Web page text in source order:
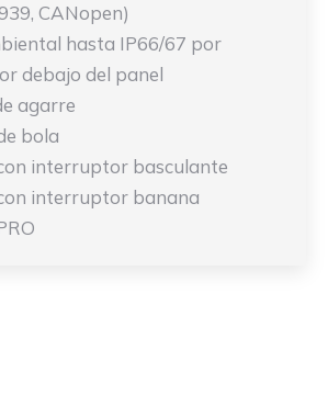
CANopen)
hasta IP66/67 por
debajo del panel
agarre
bola
interruptor basculante
interruptor banana